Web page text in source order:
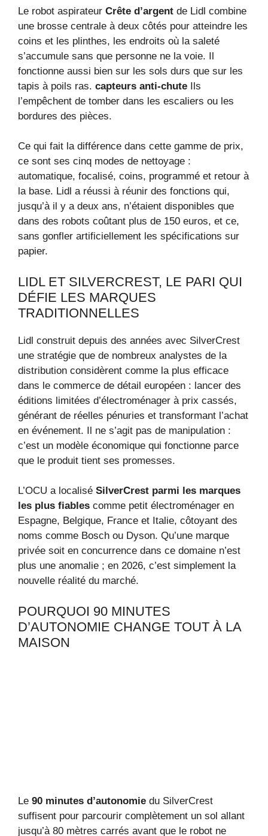
Le robot aspirateur Crête d’argent de Lidl combine
une brosse centrale à deux côtés pour atteindre les
coins et les plinthes, les endroits où la saleté
s’accumule sans que personne ne la voie. Il
fonctionne aussi bien sur les sols durs que sur les
tapis à poils ras. capteurs anti-chute Ils
l’empêchent de tomber dans les escaliers ou les
bordures des pièces.
Ce qui fait la différence dans cette gamme de prix,
ce sont ses cinq modes de nettoyage :
automatique, focalisé, coins, programmé et retour à
la base. Lidl a réussi à réunir des fonctions qui,
jusqu’à il y a deux ans, n’étaient disponibles que
dans des robots coûtant plus de 150 euros, et ce,
sans gonfler artificiellement les spécifications sur
papier.
LIDL ET SILVERCREST, LE PARI QUI
DÉFIE LES MARQUES
TRADITIONNELLES
Lidl construit depuis des années avec SilverCrest
une stratégie que de nombreux analystes de la
distribution considèrent comme la plus efficace
dans le commerce de détail européen : lancer des
éditions limitées d’électroménager à prix cassés,
générant de réelles pénuries et transformant l’achat
en événement. Il ne s’agit pas de manipulation :
c’est un modèle économique qui fonctionne parce
que le produit tient ses promesses.
L’OCU a localisé SilverCrest parmi les marques
les plus fiables comme petit électroménager en
Espagne, Belgique, France et Italie, côtoyant des
noms comme Bosch ou Dyson. Qu’une marque
privée soit en concurrence dans ce domaine n’est
plus une anomalie ; en 2026, c’est simplement la
nouvelle réalité du marché.
POURQUOI 90 MINUTES
D’AUTONOMIE CHANGE TOUT À LA
MAISON
Le 90 minutes d’autonomie du SilverCrest
suffisent pour parcourir complètement un sol allant
jusqu’à 80 mètres carrés avant que le robot ne